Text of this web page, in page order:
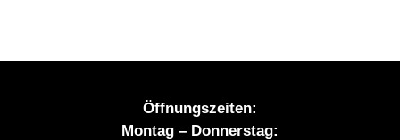
Öffnungszeiten:
Montag – Donnerstag: